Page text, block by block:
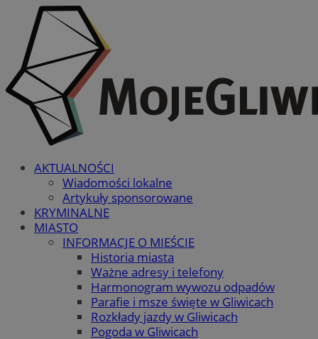
AKTUALNOŚCI
Wiadomości lokalne
Artykuły sponsorowane
KRYMINALNE
MIASTO
INFORMACJE O MIEŚCIE
Historia miasta
Ważne adresy i telefony
Harmonogram wywozu odpadów
Parafie i msze święte w Gliwicach
Rozkłady jazdy w Gliwicach
Pogoda w Gliwicach